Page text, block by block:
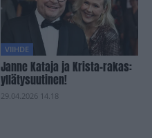
VIIHDE
Janne Kataja ja Krista-rakas:
yllätysuutinen!
29.04.2026 14.18